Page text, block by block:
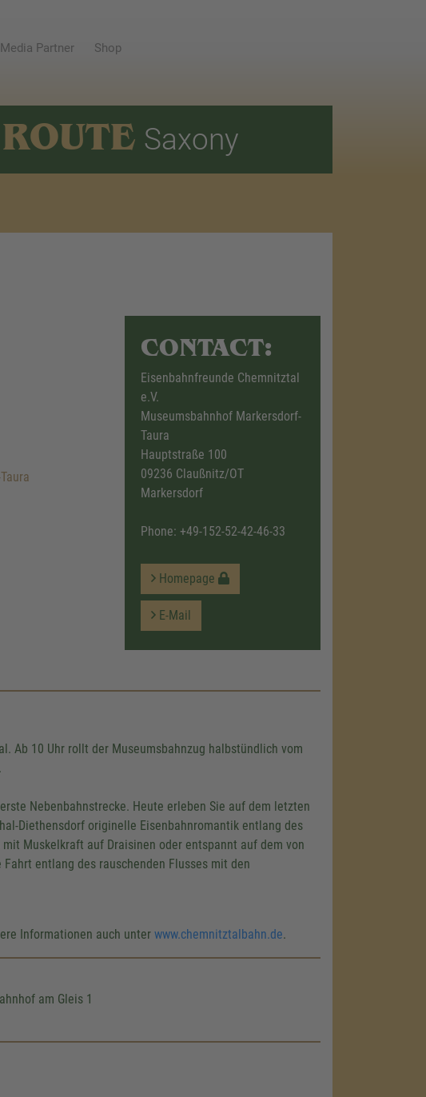
Media Partner Shop
Saxony
CONTACT:
Eisenbahnfreunde Chemnitztal
e.V.
Museumsbahnhof Markersdorf-
Taura
Hauptstraße 100
09236 Claußnitz/OT
Markersdorf
Phone: +49-152-52-42-46-33
Homepage
E-Mail
Ab 10 Uhr rollt der Museumsbahnzug halbstündlich vom
Nebenbahnstrecke. Heute erleben Sie auf dem letzten
Diethensdorf originelle Eisenbahnromantik entlang des
Muskelkraft auf Draisinen oder entspannt auf dem von
entlang des rauschenden Flusses mit den
Informationen auch unter www.chemnitztalbahn.de.
am Gleis 1